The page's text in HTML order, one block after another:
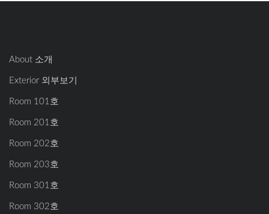
About 소개
Exterior 외부보기
Room 101호
Room 201호
Room 202호
Room 203호
Room 301호
Room 302호